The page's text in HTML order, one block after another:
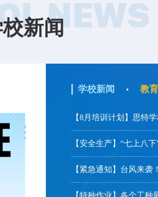
NEWS
新闻
学校新闻 · 教